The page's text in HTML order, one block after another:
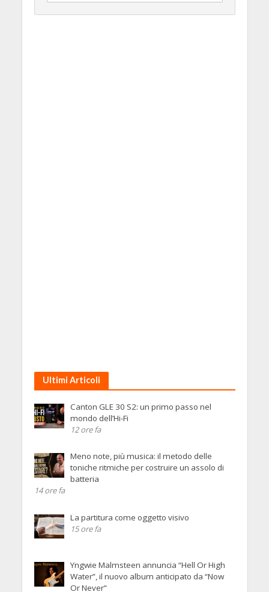
Ultimi Articoli
Canton GLE 30 S2: un primo passo nel
mondo dell’Hi-Fi
12 ore fa
Meno note, più musica: il metodo delle
toniche ritmiche per costruire un assolo di
batteria
14 ore fa
La partitura come oggetto visivo
15 ore fa
Yngwie Malmsteen annuncia “Hell Or High
Water”, il nuovo album anticipato da “Now
Or Never”